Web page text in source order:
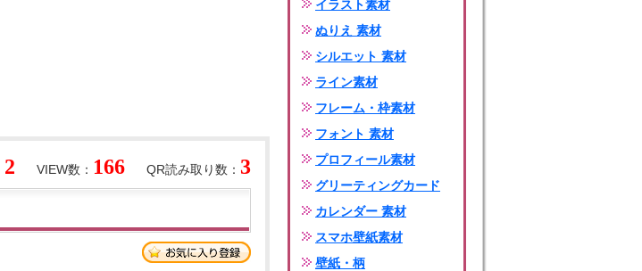
QR読み取り数： 3
VIEW数： 166
2
イラスト素材
ぬりえ 素材
シルエット 素材
ライン素材
フレーム・枠素材
フォント 素材
プロフィール素材
グリーティングカード
カレンダー 素材
スマホ壁紙素材
壁紙・柄